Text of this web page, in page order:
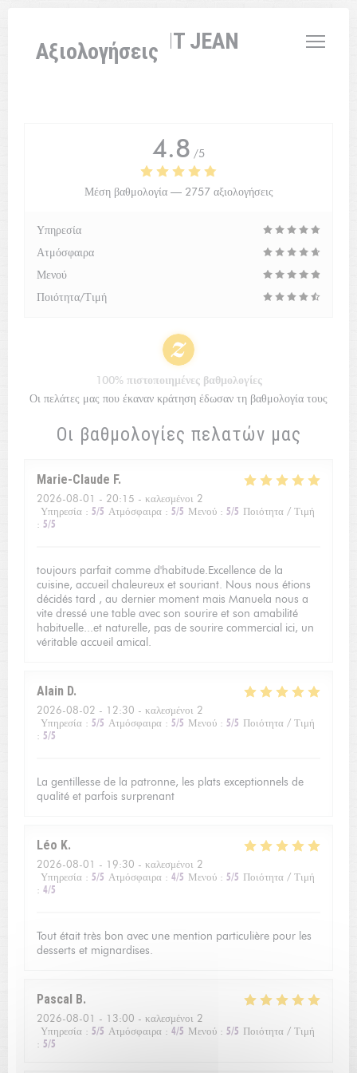
L'AUBERGE SAINT JEAN
Αξιολογήσεις
Οι βαθμολογίες πελατών μας
Marie-Claude F
2026-08-01 - 20:15 - καλεσμένοι 2
Υπηρεσία : 5/5 Ατμόσφαιρα : 5/5 Μενού : 5/5 Ποιότητα / Τιμή
: 5/5
toujours parfait comme d'habitude.Excellence de la
cuisine, accueil chaleureux et souriant. Nous nous étions
décidés tard , au dernier moment mais Manuela nous a
vite dressé une table avec son sourire et son amabilité
habituelle...et naturelle, pas de sourire commercial ici, un
véritable accueil amical.
Alain D
2026-08-02 - 12:30 - καλεσμένοι 2
Υπηρεσία : 5/5 Ατμόσφαιρα : 5/5 Μενού : 5/5 Ποιότητα / Τιμή
: 5/5
La gentillesse de la patronne, les plats exceptionnels de
qualité et parfois surprenant
Léo K
2026-08-01 - 19:30 - καλεσμένοι 2
Υπηρεσία : 5/5 Ατμόσφαιρα : 4/5 Μενού : 5/5 Ποιότητα / Τιμή
: 4/5
Tout était très bon avec une mention particulière pour les
desserts et mignardises.
Pascal B
2026-08-01 - 13:00 - καλεσμένοι 2
Υπηρεσία : 5/5 Ατμόσφαιρα : 4/5 Μενού : 5/5 Ποιότητα / Τιμή
: 5/5
4.8 /5
Μέση βαθμολογία — 2757 αξιολογήσεις
Υπηρεσία
Ατμόσφαιρα
Μενού
Ποιότητα/Τιμή
100% πιστοποιημένες βαθμολογίες
Οι πελάτες μας που έκαναν κράτηση έδωσαν τη βαθμολογία τους